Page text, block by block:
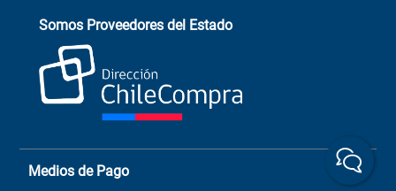
+(73) 256
ChileCompras
+56 9 9888 9549
Somos Proveedores del Estado
Medios de Pago